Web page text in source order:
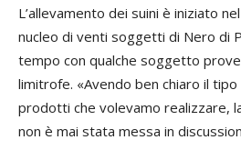
L’allevamento dei suini è iniziato
nucleo di venti soggetti di Nero di
tempo con qualche soggetto
limitrofe. «Avendo ben chiaro il
prodotti che volevamo realizzare,
non è mai stata messa in